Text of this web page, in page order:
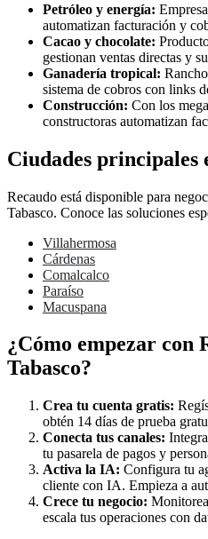
Petróleo y energía:
automatizan facturación y
Cacao y chocolate:
gestionan ventas directas y
Ganadería tropical:
sistema de cobros con links
Construcción: Con los
constructoras automatizan
Ciudades principales
Recaudo está disponible para
Tabasco. Conoce las soluciones
Villahermosa
Cárdenas
Comalcalco
Paraíso
Macuspana
¿Cómo empezar con
Tabasco?
Crea tu cuenta gratis:
obtén 14 días de prueba
Conecta tus canales:
tu pasarela de pagos y
Activa la IA: Configura tu
cliente con IA. Empieza a
Crece tu negocio:
escala tus operaciones con